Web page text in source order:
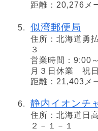
距離：20,276メ
似湾郵便局
住所：北海道勇
３
営業時間：9:00
月３日休業 祝
距離：21,403メ
静内イオンチ
住所：北海道日
２－１－１